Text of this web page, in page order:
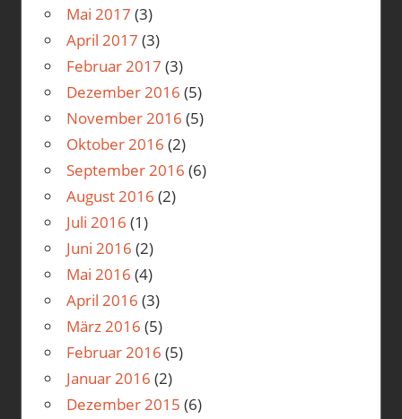
Mai 2017 (3)
April 2017 (3)
Februar 2017 (3)
Dezember 2016 (5)
November 2016 (5)
Oktober 2016 (2)
September 2016 (6)
August 2016 (2)
Juli 2016 (1)
Juni 2016 (2)
Mai 2016 (4)
April 2016 (3)
März 2016 (5)
Februar 2016 (5)
Januar 2016 (2)
Dezember 2015 (6)